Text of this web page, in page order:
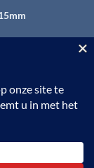
van HTI-RVS |
| NL95
EYE-